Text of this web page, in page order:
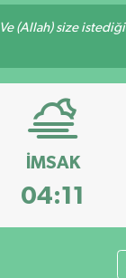
Ve (Allah) size
İMSAK
04:11